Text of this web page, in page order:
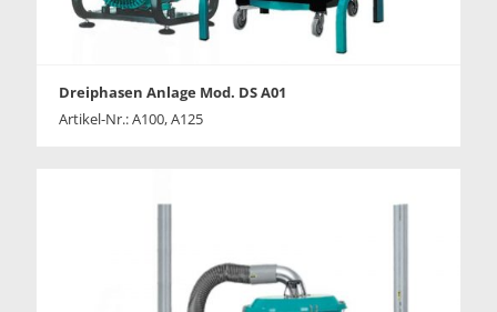
Dreiphasen Anlage Mod. DS A01
Artikel-Nr.: A100, A125